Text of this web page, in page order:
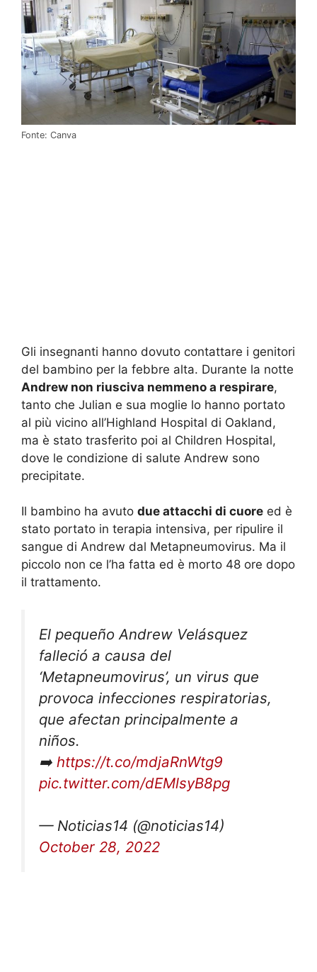
Fonte: Canva
Gli insegnanti hanno dovuto contattare i genitori
del bambino per la febbre alta. Durante la notte
Andrew non riusciva nemmeno a respirare,
tanto che Julian e sua moglie lo hanno portato
al più vicino all’Highland Hospital di Oakland,
ma è stato trasferito poi al Children Hospital,
dove le condizione di salute Andrew sono
precipitate.
Il bambino ha avuto due attacchi di cuore ed è
stato portato in terapia intensiva, per ripulire il
sangue di Andrew dal Metapneumovirus. Ma il
piccolo non ce l’ha fatta ed è morto 48 ore dopo
il trattamento.
El pequeño Andrew Velásquez
falleció a causa del
‘Metapneumovirus’, un virus que
provoca infecciones respiratorias,
que afectan principalmente a
niños.
➡️ https://t.co/mdjaRnWtg9
pic.twitter.com/dEMlsyB8pg
— Noticias14 (@noticias14)
October 28, 2022